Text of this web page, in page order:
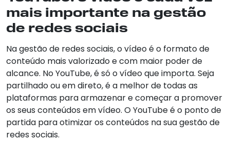
mais importante na gestão
de redes sociais
Na gestão de redes sociais, o vídeo é o formato de
conteúdo mais valorizado e com maior poder de
alcance. No YouTube, é só o vídeo que importa. Seja
partilhado ou em direto, é a melhor de todas as
plataformas para armazenar e começar a promover
os seus conteúdos em vídeo. O YouTube é o ponto de
partida para otimizar os conteúdos na sua gestão de
redes sociais.